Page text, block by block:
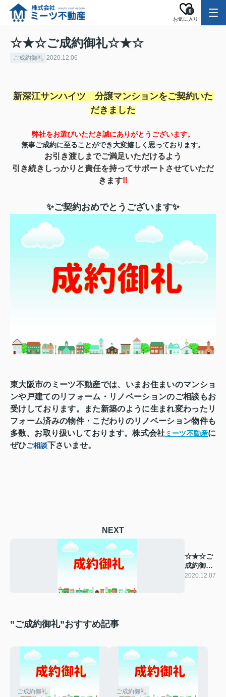
お気に入り
0
☆★☆ご成約御礼☆★☆
ご成約御礼 2020.12.06
新深江サンハイツ 分譲マンションをご契約いた
だきました
弊社をお選びいただき誠にありがとうございます。
無事ご成約に至ることができ大変嬉しく思っております。
お引き渡しまでご満足いただけるよう
引き続きしっかりと責任を持ってサポートさせていただ
きます‼
✨ご契約おめでとうございます✨
東大阪市のミーツ不動産では、いまお住まいのマンショ
ンや戸建てのリフォーム・リノベーションのご相談もお
受けしております。また新築のように生まれ変わったリ
フォーム済みの物件・こだわりのリノベーション物件も
多数、お取り扱いしております。株式会社ミーツ不動産に
ぜひご相談下さいませ。
NEXT
☆★☆ご
成約御礼
☆★☆
2020.12.07
”ご成約御礼”おすすめ記事
ご成約御礼 ご成約御礼